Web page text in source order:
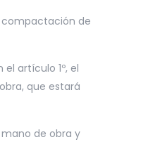
compactación de
artículo 1º, el
que estará
de obra y